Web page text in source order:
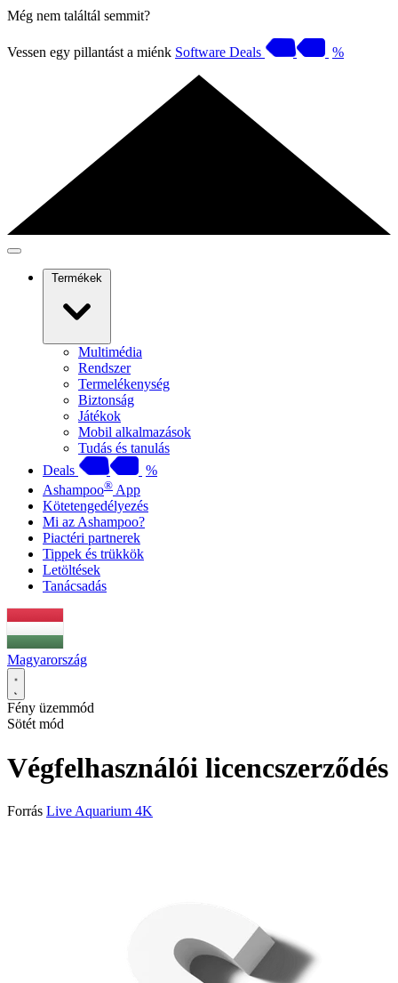
Még nem találtál semmit?
Vessen egy pillantást a miénk Software Deals %
Termékek
Multimédia
Rendszer
Termelékenység
Biztonság
Játékok
Mobil alkalmazások
Tudás és tanulás
Deals
%
Ashampoo® App
Kötetengedélyezés
Mi az Ashampoo?
Piactéri partnerek
Tippek és trükkök
Letöltések
Tanácsadás
Magyarország
Fény üzemmód
Sötét mód
Végfelhasználói licencszerződés
Forrás Live Aquarium 4K